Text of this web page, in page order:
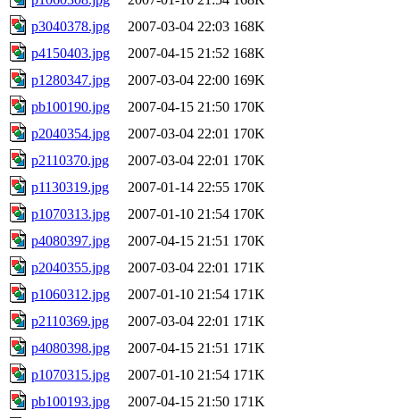
p3040378.jpg
2007-03-04 22:03 168K
p4150403.jpg
2007-04-15 21:52 168K
p1280347.jpg
2007-03-04 22:00 169K
pb100190.jpg
2007-04-15 21:50 170K
p2040354.jpg
2007-03-04 22:01 170K
p2110370.jpg
2007-03-04 22:01 170K
p1130319.jpg
2007-01-14 22:55 170K
p1070313.jpg
2007-01-10 21:54 170K
p4080397.jpg
2007-04-15 21:51 170K
p2040355.jpg
2007-03-04 22:01 171K
p1060312.jpg
2007-01-10 21:54 171K
p2110369.jpg
2007-03-04 22:01 171K
p4080398.jpg
2007-04-15 21:51 171K
p1070315.jpg
2007-01-10 21:54 171K
pb100193.jpg
2007-04-15 21:50 171K